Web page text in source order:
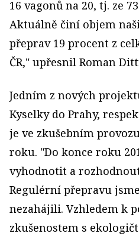
16 vagonů na 20, tj. ze
Aktuálně činí objem
přeprav 19 procent z
ČR," upřesnil Roman
Jedním z nových
Kyselky do Prahy,
je ve zkušebním
roku. "Do konce roku
vyhodnotit a
Regulérní přepravu
nezahájili. Vzhledem k
zkušenostem s